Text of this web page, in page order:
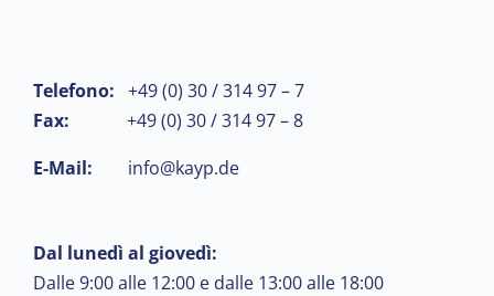
Telefono: +49 (0) 30 / 314 97 – 7
Fax: +49 (0) 30 / 314 97 – 8
E-Mail:
info@kayp.de
Dal lunedì al giovedì:
Dalle 9:00 alle 12:00 e dalle 13:00 alle 18:00